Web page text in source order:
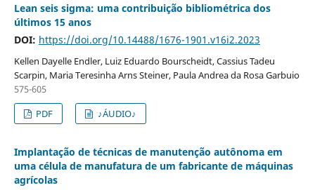
Lean seis sigma: uma contribuição bibliométrica dos
últimos 15 anos
DOI: https://doi.org/10.14488/1676-1901.v16i2.2023
Kellen Dayelle Endler, Luiz Eduardo Bourscheidt, Cassius Tadeu
Scarpin, Maria Teresinha Arns Steiner, Paula Andrea da Rosa Garbuio
575-605
PDF
♪ÁUDIO♪
Implantação de técnicas de manutenção autônoma em
uma célula de manufatura de um fabricante de máquinas
agrícolas